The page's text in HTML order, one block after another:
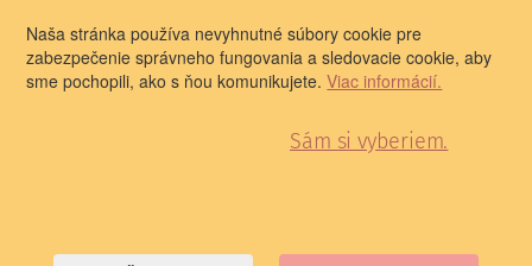
Naša stránka používa nevyhnutné súbory cookie pre
zabezpečenie správneho fungovania a sledovacie cookie, aby
sme pochopili, ako s ňou komunikujete.Viac informácií.
Sám si vyberiem.
E-mail